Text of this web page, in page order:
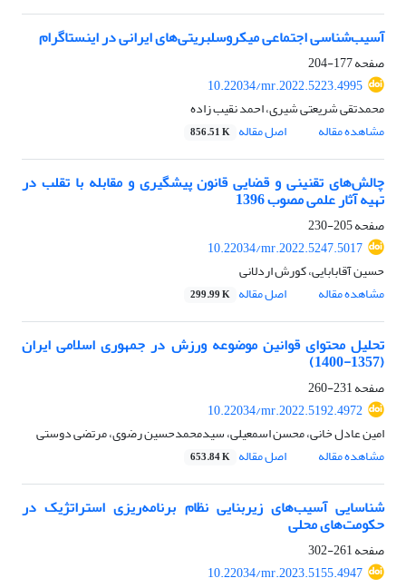
آسیب‌شناسی اجتماعی میکروسلبریتی‌های ایرانی در اینستاگرام
صفحه177-204
10.22034/mr.2022.5223.4995
محمدتقی شریعتی شیری، احمد نقیب زاده
مشاهده مقاله
اصل مقاله 856.51 K
چالش‌های تقنینی و قضایی قانون پیشگیری و مقابله با تقلب در
تهیه آثار علمی مصوب 1396
صفحه205-230
10.22034/mr.2022.5247.5017
حسین آقابابایی، کورش اردلانی
مشاهده مقاله
اصل مقاله 299.99 K
تحلیل محتوای قوانین موضوعه ورزش در جمهوری اسلامی ایران
(1357-1400)
صفحه231-260
10.22034/mr.2022.5192.4972
امین عادل خانی، محسن اسمعیلی، سیدمحمدحسین رضوی، مرتضی دوستی
مشاهده مقاله
اصل مقاله 653.84 K
شناسایی آسیب‌های زیربنایی نظام برنامه‌ریزی استراتژیک در
حکومت‌های محلی
صفحه261-302
10.22034/mr.2023.5155.4947